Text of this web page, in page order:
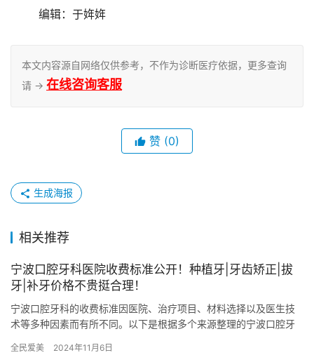
	编辑：于姩姩
本文内容源自网络仅供参考，不作为诊断医疗依据，更多查询
请 → 在线咨询客服
赞 (0)
生成海报
相关推荐
宁波口腔牙科医院收费标准公开！种植牙|牙齿矫正|拔
牙|补牙价格不贵挺合理！
宁波口腔牙科的收费标准因医院、治疗项目、材料选择以及医生技
术等多种因素而有所不同。以下是根据多个来源整理的宁波口腔牙
2…
全民爱美 2024年11月6日